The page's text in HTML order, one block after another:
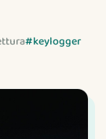
#keylogger